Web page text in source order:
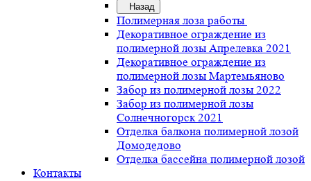
Назад
Полимерная лоза работы
Декоративное ограждение из
полимерной лозы Апрелевка 2021
Декоративное ограждение из
полимерной лозы Мартемьяново
Забор из полимерной лозы 2022
Забор из полимерной лозы
Солнечногорск 2021
Отделка балкона полимерной лозой
Домодедово
Отделка бассейна полимерной лозой
Контакты